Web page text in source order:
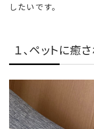
したいです。
１、ペットに癒